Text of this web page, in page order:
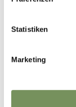
Statistiken
Marketing